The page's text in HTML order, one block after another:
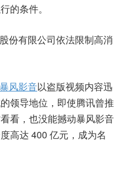
的条件。
份有限公司依法限制高消
暴风影音以盗版视频内容迅
领导地位，即使腾讯曾推
看，也没能撼动暴风影音
高达 400 亿元，成为名